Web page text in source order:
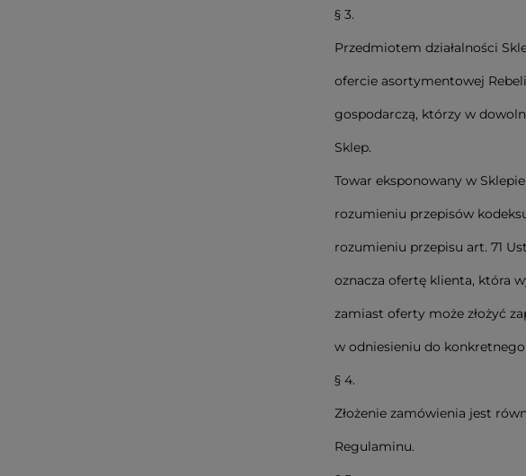
§ 3.
Przedmiotem działalności
ofercie asortymentowej
gospodarczą, którzy w
Sklep.
Towar eksponowany w
rozumieniu przepisów
rozumieniu przepisu art. 71
oznacza ofertę klienta, która
zamiast oferty może złożyć
w odniesieniu do
§ 4.
Złożenie zamówienia jest
Regulaminu.